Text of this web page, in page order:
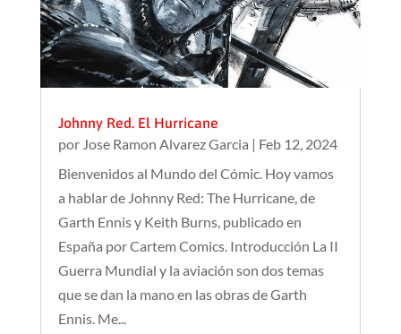
Johnny Red. El Hurricane
por Jose Ramon Alvarez Garcia | Feb 12, 2024
Bienvenidos al Mundo del Cómic. Hoy vamos
a hablar de Johnny Red: The Hurricane, de
Garth Ennis y Keith Burns, publicado en
España por Cartem Comics. Introducción La II
Guerra Mundial y la aviación son dos temas
que se dan la mano en las obras de Garth
Ennis. Me...